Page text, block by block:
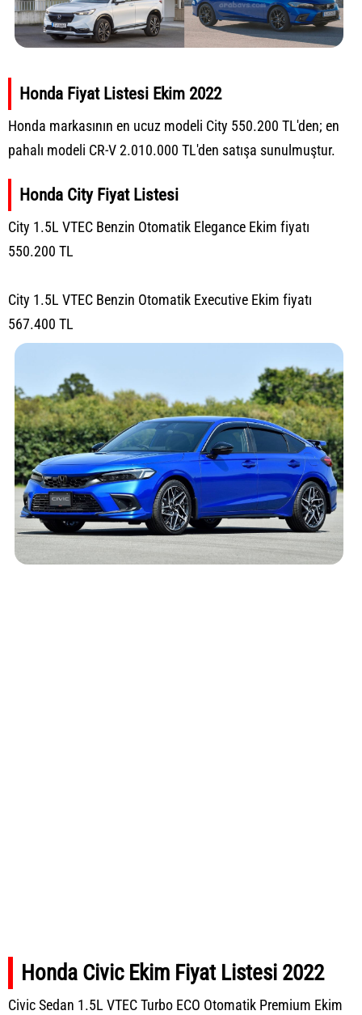
Honda Fiyat Listesi Ekim 2022
Honda markasının en ucuz modeli City 550.200 TL'den; en
pahalı modeli CR-V 2.010.000 TL'den satışa sunulmuştur.
Honda City Fiyat Listesi
City 1.5L VTEC Benzin Otomatik Elegance Ekim fiyatı
550.200 TL
City 1.5L VTEC Benzin Otomatik Executive Ekim fiyatı
567.400 TL
Honda Civic Ekim Fiyat Listesi 2022
Civic Sedan 1.5L VTEC Turbo ECO Otomatik Premium Ekim